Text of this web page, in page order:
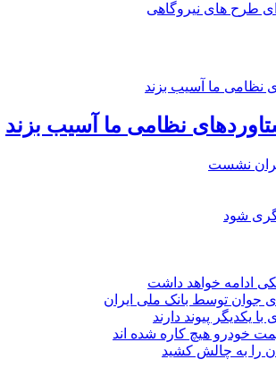
طرح های نیروگاهی
نظامی ما آسیب بزند
ادامه خواهد داشت
پیوند دارند
خودرو هیچ کاره شده اند
را به چالش کشید